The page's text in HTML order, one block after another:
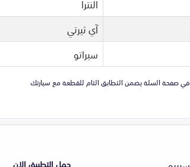
آي ثيرتي
سيراتو
حمل التطبيق الان